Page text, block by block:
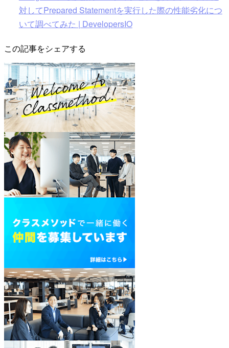
対してPrepared Statementを実行した際の性能劣化につ
いて調べてみた | DevelopersIO
この記事をシェアする